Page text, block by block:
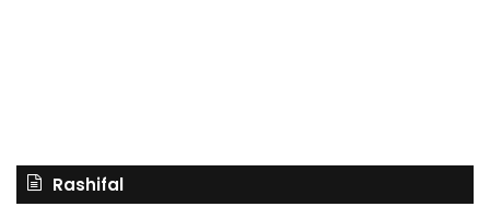
Rashifal